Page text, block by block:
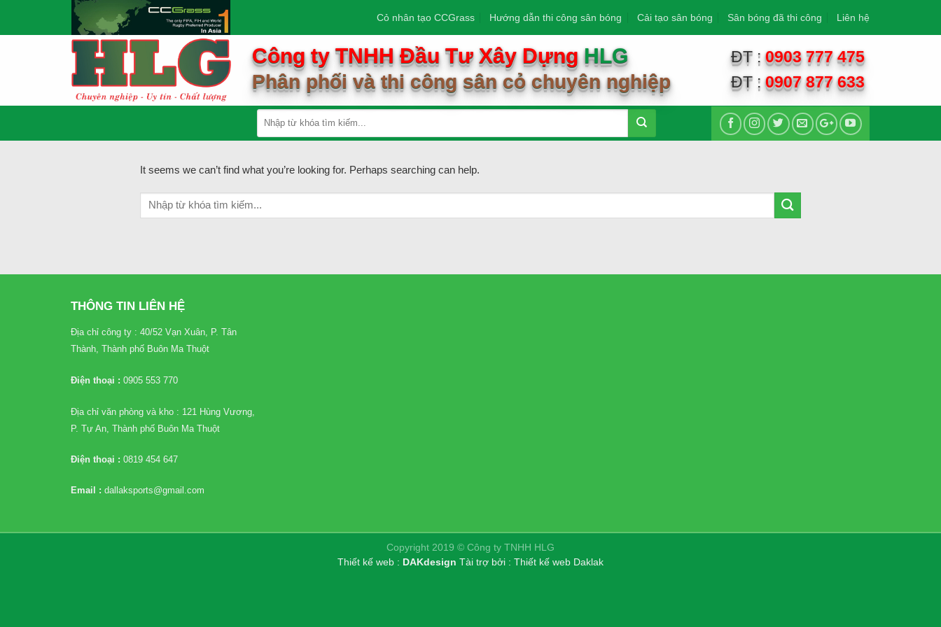
Cỏ nhân tạo CCGrass Hướng dẫn thi công sân bóng Cải tạo sân bóng Sân bóng đã thi công Liên hệ
Công ty TNHH Đầu Tư Xây DựngHLG
Phân phối và thi công sân cỏ chuyên nghiệp
ĐT :0903 777 475
ĐT : 0907 877 633
It seems we can’t find what you’re looking for. Perhaps searching can help.
THÔNG TIN LIÊN HỆ
Địa chỉ công ty : 40/52 Vạn Xuân, P. Tân
Thành, Thành phố Buôn Ma Thuột
Điện thoại : 0905 553 770
Địa chỉ văn phòng và kho : 121 Hùng Vương,
P. Tự An, Thành phố Buôn Ma Thuột
Điện thoại : 0819 454 647
Email : dallaksports@gmail.com
Copyright 2019 © Công ty TNHH HLG
Thiết kế web : DAKdesign Tài trợ bởi : Thiết kế web Daklak